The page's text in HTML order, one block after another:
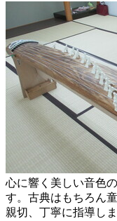
心に響く美しい音色
す。古典はもちろん
親切、丁寧に指導し